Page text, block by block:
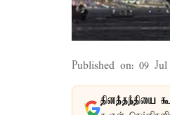
Published on: 09 Jul
தினத்தந்தியை